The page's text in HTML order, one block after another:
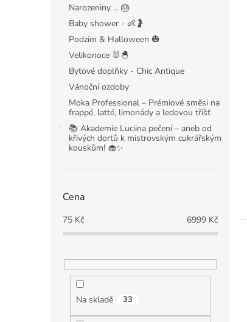
Narozeniny ... 🎂
Baby shower - 👶🤰
Podzim & Halloween 🎃
Velikonoce 🐰🐣
Bytové doplňky - Chic Antique
Vánoční ozdoby
Moka Professional – Prémiové směsi na
frappé, latté, limonády a ledovou tříšť
📚 Akademie Luciina pečení – aneb od
křivých dortů k mistrovským cukrářským
kouskům! 🧁✨
Cena
75 Kč 6999 Kč
Na skladě 33